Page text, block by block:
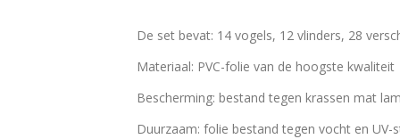
De set bevat: 14 vogels, 12 vlinders, 28
Materiaal: PVC-folie van de hoogste kwaliteit
Bescherming: bestand tegen krassen mat
Duurzaam: folie bestand tegen vocht en UV-